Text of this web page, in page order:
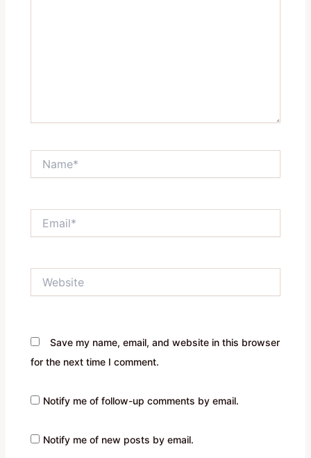
Save my name, email, and website in this browser
for the next time I comment.
Notify me of follow-up comments by email.
Notify me of new posts by email.